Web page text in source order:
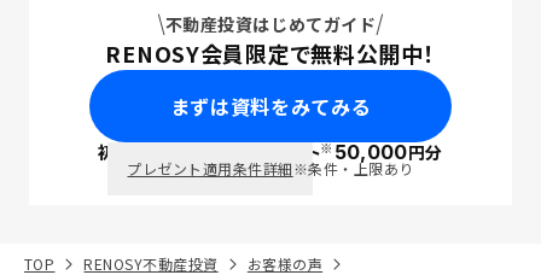
不動産投資はじめてガイド
RENOSY会員限定で無料公開中！
まずは資料をみてみる
初回面談で ポイント※50,000円分
プレゼント適用条件詳細※条件・上限あり
TOP RENOSY不動産投資
お客様の声